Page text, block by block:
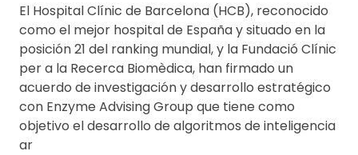
El Hospital Clínic de Barcelona (HCB), reconocido
como el mejor hospital de España y situado en la
posición 21 del ranking mundial, y la Fundació Clínic
per a la Recerca Biomèdica, han firmado un
acuerdo de investigación y desarrollo estratégico
con Enzyme Advising Group que tiene como
objetivo el desarrollo de algoritmos de inteligencia
ar